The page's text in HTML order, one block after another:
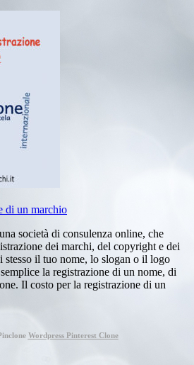
di un marchio
società di consulenza online, che
dei marchi, del copyright e dei
stesso il tuo nome, lo slogan o il logo
la registrazione di un nome, di
Il costo per la registrazione di un
Wordpress Pinterest Clone